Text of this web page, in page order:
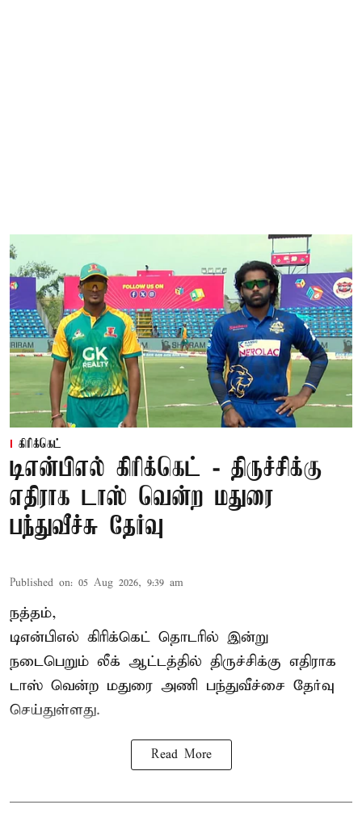
கிரிக்கெட்
டிஎன்பிஎல் கிரிக்கெட் - திருச்சிக்கு
எதிராக டாஸ் வென்ற மதுரை
பந்துவீச்சு தேர்வு
Published on: 05 Aug 2026, 9:39 am
நத்தம்,
டிஎன்பிஎல் கிரிக்கெட் தொடரில் இன்று
நடைபெறும் லீக் ஆட்டத்தில் திருச்சிக்கு எதிராக
டாஸ் வென்ற மதுரை அணி பந்துவீச்சை தேர்வு
செய்துள்ளது.
Read More